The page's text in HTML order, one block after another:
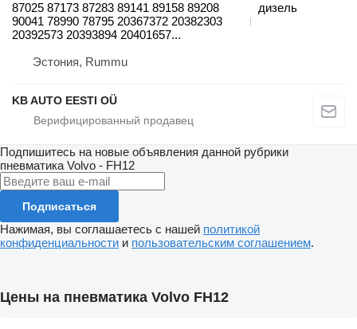
87025 87173 87283 89141 89158 89208
90041 78990 78795 20367372 20382303
20392573 20393894 20401657...
дизель
Эстония, Rummu
KB AUTO EESTI OÜ
Подпишитесь на новые объявления данной рубрики
пневматика Volvo - FH12
Подписаться
Нажимая, вы соглашаетесь с нашей политикой
конфиденциальности и пользовательским соглашением.
Цены на пневматика Volvo FH12